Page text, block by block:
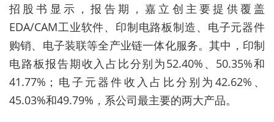
招股书显示，报告期，嘉立创主要提供覆盖
EDA/CAM工业软件、印制电路板制造、电子元器件
购销、电子装联等全产业链一体化服务。其中，印制
电路板报告期收入占比分别为52.40%、50.35%和
41.77%；电子元器件收入占比分别为42.62%、
45.03%和49.79%，系公司最主要的两大产品。